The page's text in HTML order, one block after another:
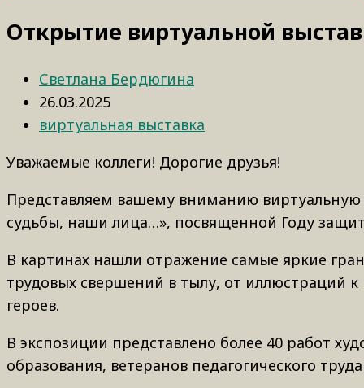
Открытие виртуальной
Светлана Бердюгина
26.03.2025
виртуальная выставка
Уважаемые коллеги! Дорогие друзья!
Представляем вашему вниманию виртуальную
судьбы, наши лица…», посвященной Году
В картинах нашли отражение самые яркие
трудовых свершений в тылу, от иллюстраций
героев.
В экспозиции представлено более 40 работ
образования, ветеранов педагогического